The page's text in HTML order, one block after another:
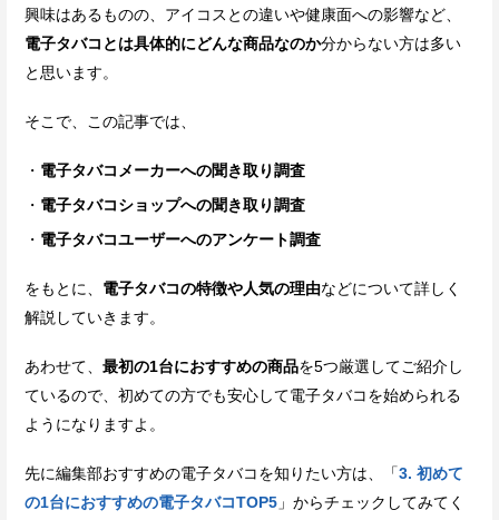
興味はあるものの、アイコスとの違いや健康面への影響など、
電子タバコとは具体的にどんな商品なのか分からない方は多い
と思います。
そこで、この記事では、
電子タバコメーカーへの聞き取り調査
電子タバコショップへの聞き取り調査
電子タバコユーザーへのアンケート調査
をもとに、 電子タバコの特徴や人気の理由などについて詳しく
解説していきます。
あわせて、 最初の1台におすすめの商品を5つ厳選してご紹介し
ているので、初めての方でも安心して電子タバコを始められる
ようになりますよ。
先に編集部おすすめの電子タバコを知りたい方は、「3. 初めて
の1台におすすめの電子タバコTOP5 」からチェックしてみてく